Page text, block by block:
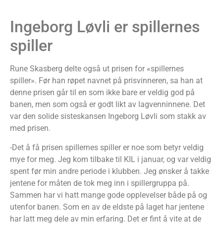
Ingeborg Løvli er spillernes
spiller
Rune Skasberg delte også ut prisen for «spillernes
spiller». Før han røpet navnet på prisvinneren, sa han at
denne prisen går til en som ikke bare er veldig god på
banen, men som også er godt likt av lagvenninnene. Det
var den solide sisteskansen Ingeborg Løvli som stakk av
med prisen.
-Det å få prisen spillernes spiller er noe som betyr veldig
mye for meg. Jeg kom tilbake til KIL i januar, og var veldig
spent før min andre periode i klubben. Jeg ønsker å takke
jentene for måten de tok meg inn i spillergruppa på.
Sammen har vi hatt mange gode opplevelser både på og
utenfor banen. Som en av de eldste på laget har jentene
har latt meg dele av min erfaring. Det er fint å vite at de